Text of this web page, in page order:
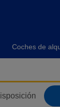
Coches de